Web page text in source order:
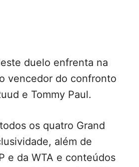
duelo enfrenta na
vencedor do confronto
e Tommy Paul.
os quatro Grand
além de
e da WTA e conteúdos